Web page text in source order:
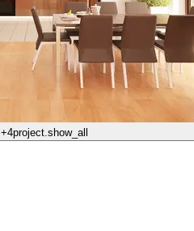
+4project.show_all